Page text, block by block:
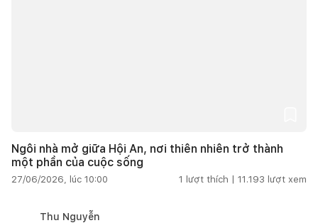
Ngôi nhà mở giữa Hội An, nơi thiên nhiên trở thành
một phần của cuộc sống
27/06/2026, lúc 10:00 1 lượt thích | 11.193 lượt xem
Thu Nguyễn